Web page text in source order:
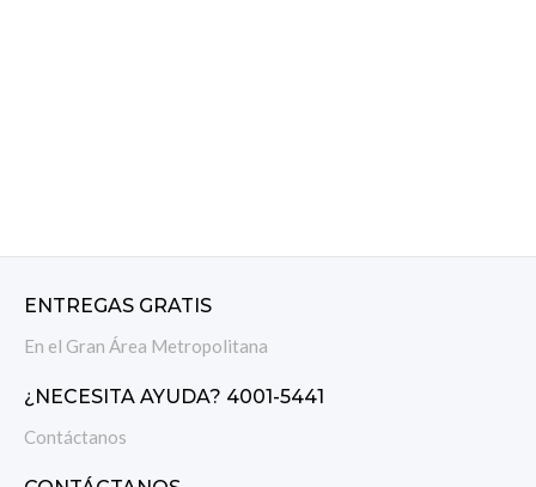
ENTREGAS GRATIS
En el Gran Área Metropolitana
¿NECESITA AYUDA? 4001-5441
Contáctanos